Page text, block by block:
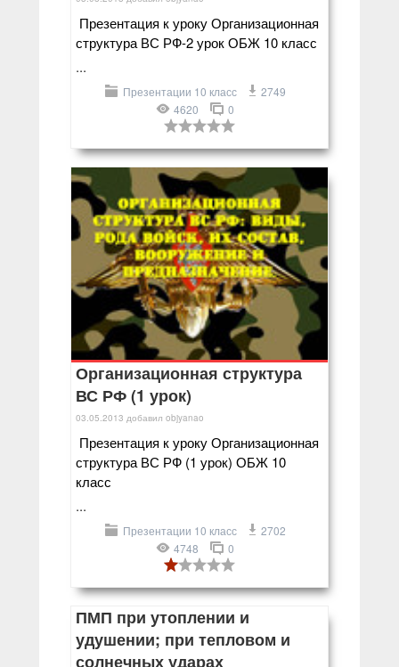
Презентация к уроку Организационная
структура ВС РФ-2 урок ОБЖ 10 класс
...
Презентации 10 класс
2749
4620
0
Организационная структура
ВС РФ (1 урок)
03.05.2013 добавил objyanao
Презентация к уроку Организационная
структура ВС РФ (1 урок) ОБЖ 10
класс
...
Презентации 10 класс
2702
4748
0
ПМП при утоплении и
удушении; при тепловом и
солнечных ударах